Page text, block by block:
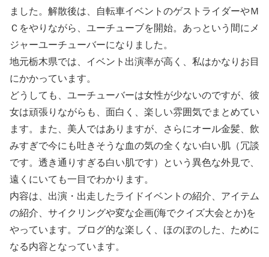
ました。解散後は、自転車イベントのゲストライダーやＭ
Ｃをやりながら、ユーチューブを開始。あっという間にメ
ジャーユーチューバーになりました。
地元栃木県では、イベント出演率が高く、私はかなりお目
にかかっています。
どうしても、ユーチューバーは女性が少ないのですが、彼
女は頑張りながらも、面白く、楽しい雰囲気でまとめてい
ます。また、美人ではありますが、さらにオール金髪、飲
みすぎで今にも吐きそうな血の気の全くない白い肌（冗談
です。透き通りすぎる白い肌です）という異色な外見で、
遠くにいても一目でわかります。
内容は、出演・出走したライドイベントの紹介、アイテム
の紹介、サイクリングや変な企画(海でクイズ大会とか)を
やっています。ブログ的な楽しく、ほのぼのした、ために
なる内容となっています。